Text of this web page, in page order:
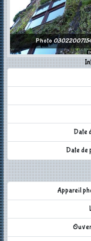
Photo
Date
Date
Appareil